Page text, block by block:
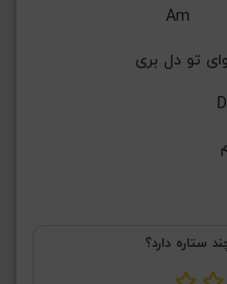
‏Am
تو دل بری
ستاره دارد؟